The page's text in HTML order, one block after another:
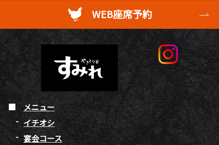
WEB座席予約
メニュー
イチオシ
宴会コース